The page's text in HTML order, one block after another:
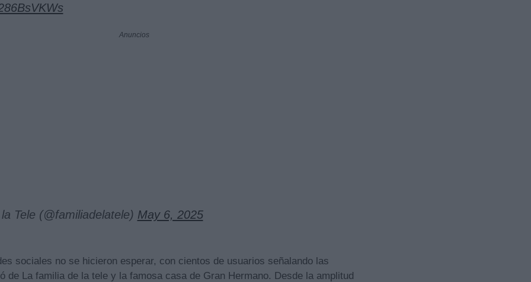
Anuncios
Tele (@familiadelatele) May 6, 2025
sociales no se hicieron esperar, con cientos de usuarios señalando las
de La familia de la tele y la famosa casa de Gran Hermano. Desde la amplitud